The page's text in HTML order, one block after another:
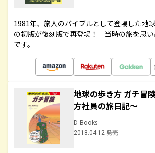
1981年、旅人のバイブルとして登場した地
の初版が復刻版で再登場！ 当時の旅を思
です。
地球の歩き方 ガチ冒
方社員の旅日記～
D-Books
2018.04.12 発売